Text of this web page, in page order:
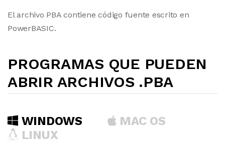
El archivo PBA contiene código fuente escrito en
PowerBASIC.
PROGRAMAS QUE PUEDEN
ABRIR ARCHIVOS .PBA
WINDOWS
MAC OS
LINUX